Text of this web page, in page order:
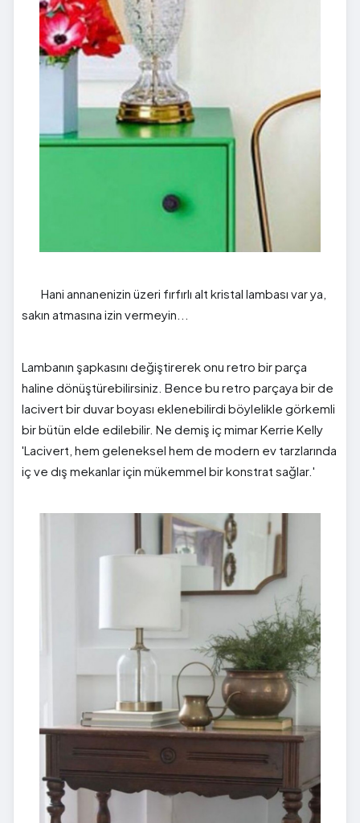
Hani annanenizin üzeri fırfırlı alt kristal lambası var ya,
sakın atmasına izin vermeyin...
Lambanın şapkasını değiştirerek onu retro bir parça
haline dönüştürebilirsiniz. Bence bu retro parçaya bir de
lacivert bir duvar boyası eklenebilirdi böylelikle görkemli
bir bütün elde edilebilir. Ne demiş iç mimar Kerrie Kelly
'Lacivert, hem geleneksel hem de modern ev tarzlarında
iç ve dış mekanlar için mükemmel bir konstrat sağlar.'